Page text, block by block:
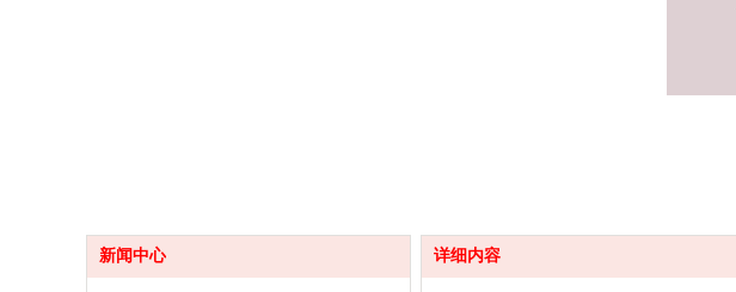
新闻中心 详细内容